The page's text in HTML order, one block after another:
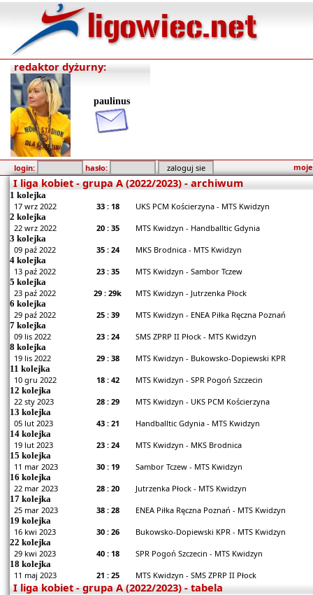
redaktor dyżurny:
paulinus
login: hasło:
I liga kobiet - grupa A (2022/2023) - archiwum
1 kolejka
17 wrz 2022
33 : 18
UKS PCM Kościerzyna - MTS Kwidzyn
2 kolejka
22 wrz 2022
20 : 35
MTS Kwidzyn - Handballtic Gdynia
3 kolejka
09 paź 2022
35 : 24
MKS Brodnica - MTS Kwidzyn
4 kolejka
13 paź 2022
23 : 35
MTS Kwidzyn - Sambor Tczew
5 kolejka
23 paź 2022
29 : 29k
MTS Kwidzyn - Jutrzenka Płock
6 kolejka
29 paź 2022
25 : 39
MTS Kwidzyn - ENEA Piłka Ręczna Poznań
7 kolejka
09 lis 2022
23 : 24
SMS ZPRP II Płock - MTS Kwidzyn
8 kolejka
19 lis 2022
29 : 38
MTS Kwidzyn - Bukowsko-Dopiewski KPR
11 kolejka
10 gru 2022
18 : 42
MTS Kwidzyn - SPR Pogoń Szczecin
12 kolejka
22 sty 2023
28 : 29
MTS Kwidzyn - UKS PCM Kościerzyna
13 kolejka
05 lut 2023
43 : 21
Handballtic Gdynia - MTS Kwidzyn
14 kolejka
19 lut 2023
23 : 24
MTS Kwidzyn - MKS Brodnica
15 kolejka
11 mar 2023
30 : 19
Sambor Tczew - MTS Kwidzyn
16 kolejka
22 mar 2023
28 : 20
Jutrzenka Płock - MTS Kwidzyn
17 kolejka
25 mar 2023
38 : 28
ENEA Piłka Ręczna Poznań - MTS Kwidzyn
19 kolejka
16 kwi 2023
30 : 26
Bukowsko-Dopiewski KPR - MTS Kwidzyn
22 kolejka
29 kwi 2023
40 : 18
SPR Pogoń Szczecin - MTS Kwidzyn
18 kolejka
11 maj 2023
21 : 25 MTS Kwidzyn - SMS ZPRP II Płock
I liga kobiet - grupa A (2022/2023) - tabela